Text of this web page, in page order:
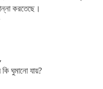
করতেছে।
ঘুমানো যায়?